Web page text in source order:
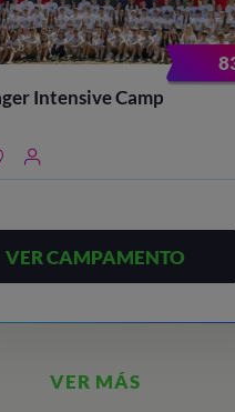
Intensive Camp
VER CAMPAMENTO
VER MÁS